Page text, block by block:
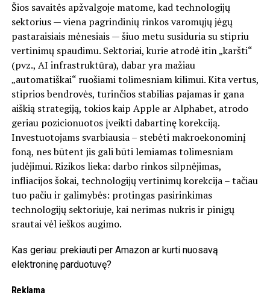
Šios savaitės apžvalgoje matome, kad technologijų
sektorius — viena pagrindinių rinkos varomųjų jėgų
pastaraisiais mėnesiais — šiuo metu susiduria su stipriu
vertinimų spaudimu. Sektoriai, kurie atrodė itin „karšti“
(pvz., AI infrastruktūra), dabar yra mažiau
„automatiškai“ ruošiami tolimesniam kilimui. Kita vertus,
stiprios bendrovės, turinčios stabilias pajamas ir gana
aiškią strategiją, tokios kaip Apple ar Alphabet, atrodo
geriau pozicionuotos įveikti dabartinę korekciją.
Investuotojams svarbiausia – stebėti makroekonominį
foną, nes būtent jis gali būti lemiamas tolimesniam
judėjimui. Rizikos lieka: darbo rinkos silpnėjimas,
infliacijos šokai, technologijų vertinimų korekcija – tačiau
tuo pačiu ir galimybės: protingas pasirinkimas
technologijų sektoriuje, kai nerimas nukris ir pinigų
srautai vėl ieškos augimo.
Kas geriau: prekiauti per Amazon ar kurti nuosavą
elektroninę parduotuvę?
Reklama